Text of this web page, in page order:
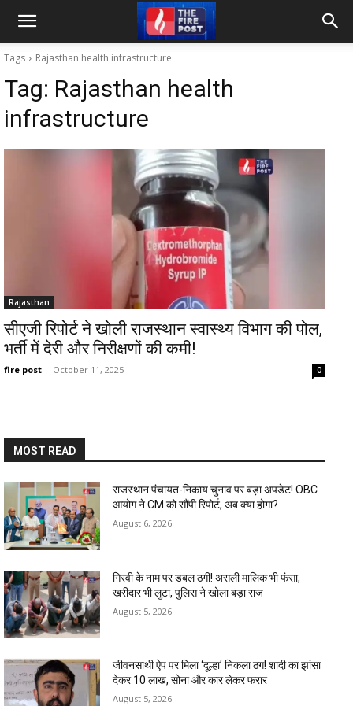
Tags Rajasthan health infrastructure
Tag: Rajasthan health
infrastructure
Rajasthan
सीएजी रिपोर्ट ने खोली राजस्थान स्वास्थ्य विभाग की पोल,
भर्ती में देरी और निरीक्षणों की कमी!
fire post - October 11, 2025 0
MOST READ
राजस्थान पंचायत-निकाय चुनाव पर बड़ा अपडेट! OBC
आयोग ने CM को सौंपी रिपोर्ट, अब क्या होगा?
August 6, 2026
गिरवी के नाम पर डबल ठगी! असली मालिक भी फंसा,
खरीदार भी लुटा, पुलिस ने खोला बड़ा राज
August 5, 2026
जीवनसाथी ऐप पर मिला ‘दूल्हा’ निकला ठग! शादी का झांसा
देकर 10 लाख, सोना और कार लेकर फरार
August 5, 2026